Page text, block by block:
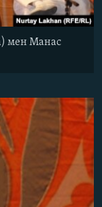
мен Манас